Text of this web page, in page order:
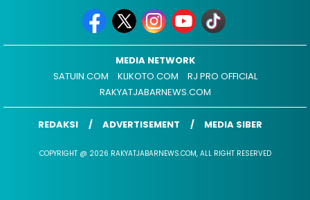
MEDIA NETWORK
SATUIN.COM
KLIKOTO.COM
RJ PRO OFFICIAL
RAKYATJABARNEWS.COM
REDAKSI ADVERTISEMENT MEDIA SIBER
COPYRIGHT @ 2026 RAKYATJABARNEWS.COM, ALL RIGHT RESERVED